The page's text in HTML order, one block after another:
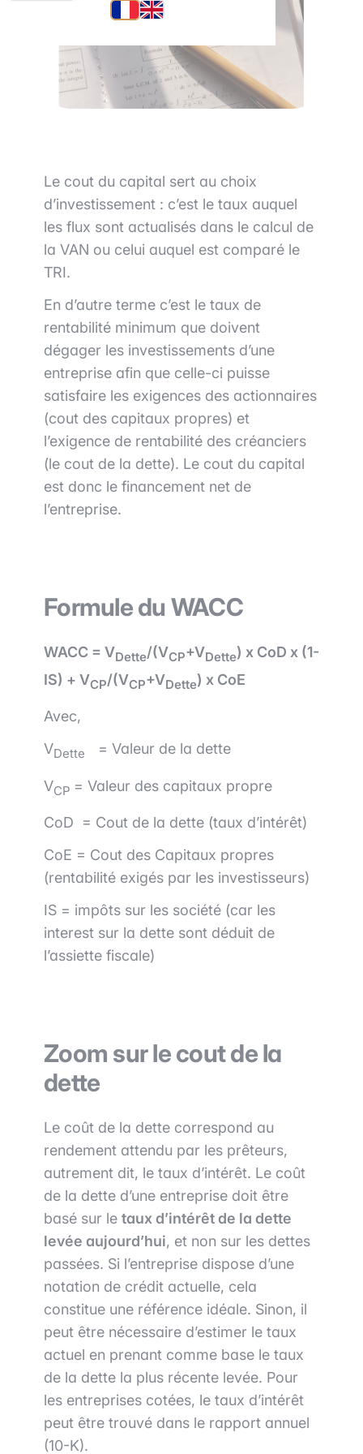
Le cout du capital sert au choix
d’investissement : c’est le taux auquel
les flux sont actualisés dans le calcul de
la VAN ou celui auquel est comparé le
TRI.
En d’autre terme c’est le taux de
rentabilité minimum que doivent
dégager les investissements d’une
entreprise afin que celle-ci puisse
satisfaire les exigences des actionnaires
(cout des capitaux propres) et
l’exigence de rentabilité des créanciers
(le cout de la dette). Le cout du capital
est donc le financement net de
l’entreprise.
Formule du WACC
WACC = VDette/(VCP+VDette) x CoD x (1-
IS) + VCP/(VCP+VDette) x CoE
Avec,
VDette = Valeur de la dette
VCP = Valeur des capitaux propre
CoD = Cout de la dette (taux d’intérêt)
CoE = Cout des Capitaux propres
(rentabilité exigés par les investisseurs)
IS = impôts sur les société (car les
interest sur la dette sont déduit de
l’assiette fiscale)
Zoom sur le cout de la
dette
Le coût de la dette correspond au
rendement attendu par les prêteurs,
autrement dit, le taux d’intérêt. Le coût
de la dette d’une entreprise doit être
basé sur le taux d’intérêt de la dette
levée aujourd’hui, et non sur les dettes
passées. Si l’entreprise dispose d’une
notation de crédit actuelle, cela
constitue une référence idéale. Sinon, il
peut être nécessaire d’estimer le taux
actuel en prenant comme base le taux
de la dette la plus récente levée. Pour
les entreprises cotées, le taux d’intérêt
peut être trouvé dans le rapport annuel
(10-K).